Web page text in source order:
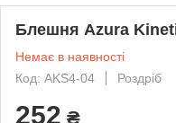
Блешня Azura
Немає в наявності
Код: AKS4-04
Роздріб
252 ₴